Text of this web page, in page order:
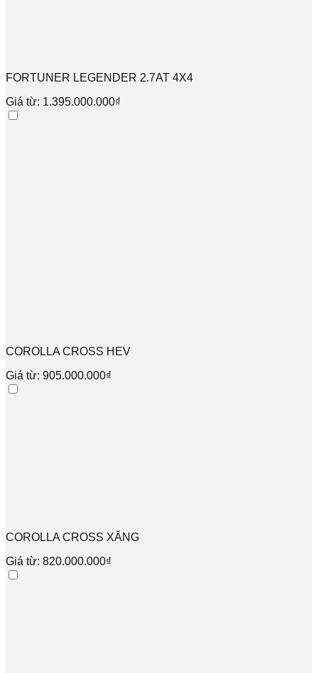
FORTUNER LEGENDER 2.7AT 4X4
Giá từ: 1.395.000.000₫
COROLLA CROSS HEV
Giá từ: 905.000.000₫
COROLLA CROSS XĂNG
Giá từ: 820.000.000₫